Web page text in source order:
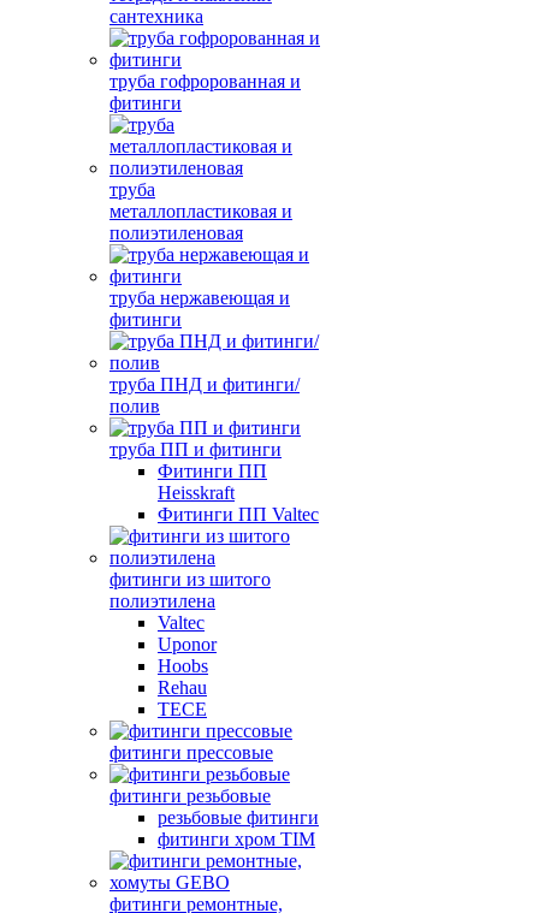
сантехника
труба гофророванная и
фитинги
труба
металлопластиковая и
полиэтиленовая
труба нержавеющая и
фитинги
труба ПНД и фитинги/
полив
труба ПП и фитинги
Фитинги ПП
Heisskraft
Фитинги ПП Valtec
фитинги из шитого
полиэтилена
Valtec
Uponor
Hoobs
Rehau
TECE
фитинги прессовые
фитинги резьбовые
резьбовые фитинги
фитинги хром TIM
фитинги ремонтные,